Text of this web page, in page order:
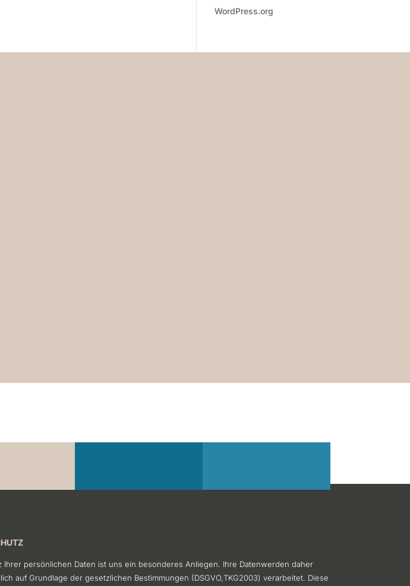
WordPress.org
Ihrer persönlichen Daten ist uns ein besonderes Anliegen. Ihre Datenwerden daher
auf Grundlage der gesetzlichen Bestimmungen (DSGVO,TKG2003) verarbeitet. Diese